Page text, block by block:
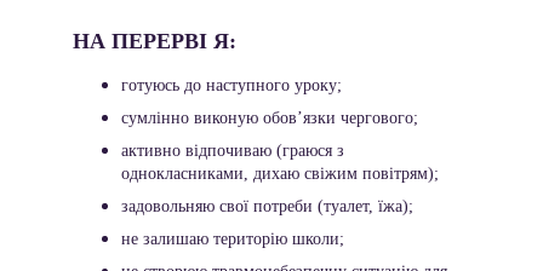
НА ПЕРЕРВІ Я:
готуюсь до наступного уроку;
сумлінно виконую обов’язки чергового;
активно відпочиваю (граюся з
однокласниками, дихаю свіжим повітрям);
задовольняю свої потреби (туалет, їжа);
не залишаю територію школи;